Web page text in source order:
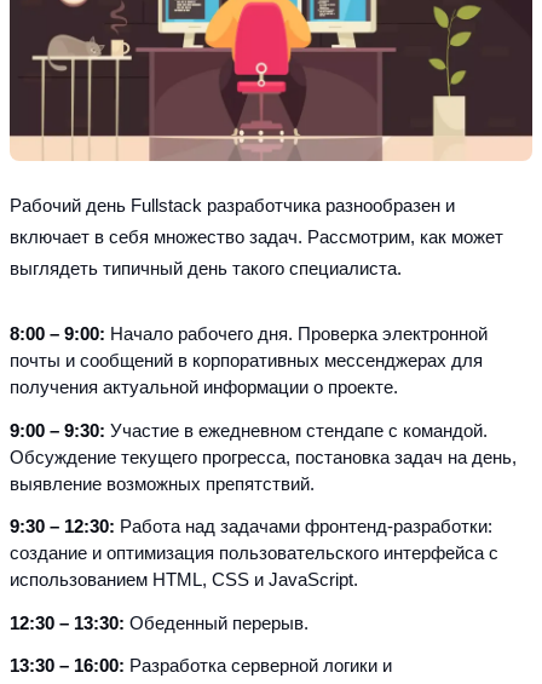
Рабочий день Fullstack разработчика разнообразен и
включает в себя множество задач. Рассмотрим, как может
выглядеть типичный день такого специалиста.
8:00 – 9:00: Начало рабочего дня. Проверка электронной
почты и сообщений в корпоративных мессенджерах для
получения актуальной информации о проекте.
9:00 – 9:30: Участие в ежедневном стендапе с командой.
Обсуждение текущего прогресса, постановка задач на день,
выявление возможных препятствий.
9:30 – 12:30: Работа над задачами фронтенд-разработки:
создание и оптимизация пользовательского интерфейса с
использованием HTML, CSS и JavaScript.
12:30 – 13:30: Обеденный перерыв.
13:30 – 16:00: Разработка серверной логики и